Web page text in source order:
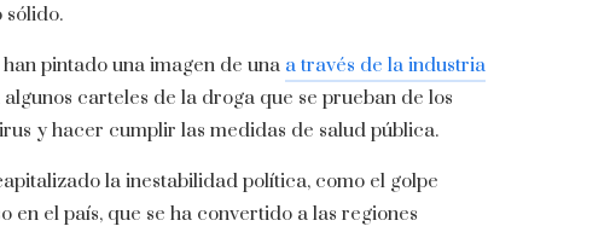
sólido.
pintado una imagen de una a través de la industria
carteles de la droga que se prueban de los
y hacer cumplir las medidas de salud pública.
la inestabilidad política, como el golpe
el país, que se ha convertido a las regiones